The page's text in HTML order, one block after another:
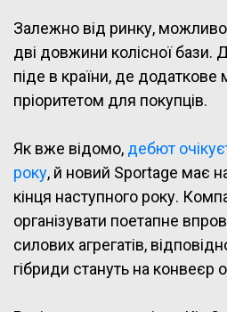
Залежно від ринку,
дві довжини колісної бази.
піде в країни, де додаткове
пріоритетом для покупців.
Як вже відомо, дебют
року, й новий Sportage має
кінця наступного року.
організувати поетапне
силових агрегатів,
гібриди стануть на конвеєр